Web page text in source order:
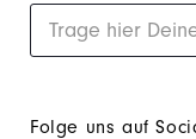
Folge uns auf